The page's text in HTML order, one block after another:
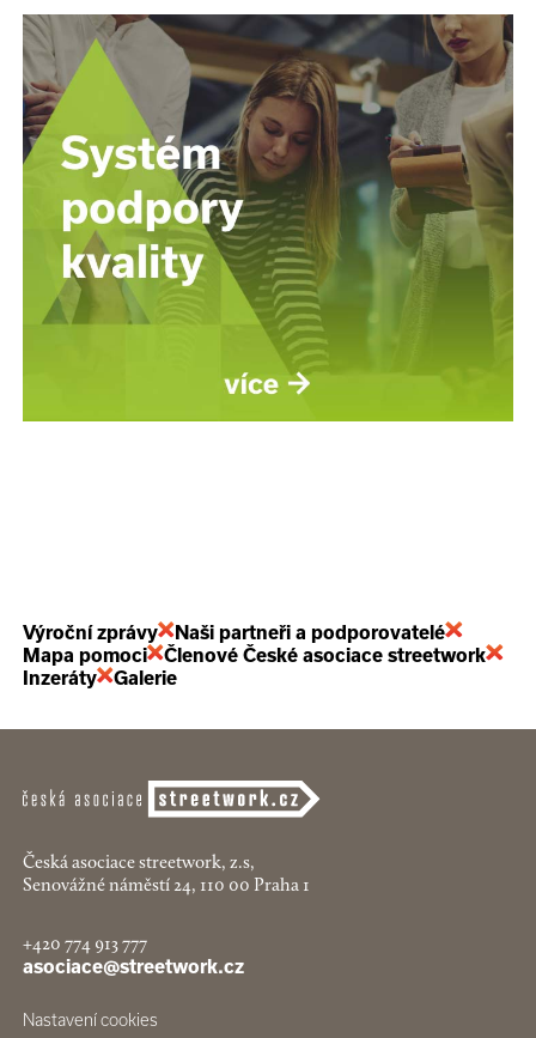
Výroční zprávy
Naši partneři a podporovatelé
Mapa pomoci
Členové České asociace streetwork
Inzeráty
Galerie
Česká asociace streetwork, z.s,
Senovážné náměstí 24, 110 00 Praha 1
+420 774 913 777
asociace@streetwork.cz
Nastavení cookies